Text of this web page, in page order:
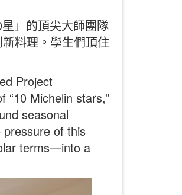
」的頂尖大師團隊
料理。學生們頂住
Project
Michelin stars,”
seasonal
of this
terms—into a